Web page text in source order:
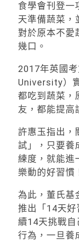
食學會刊登一
天準備蔬菜，
對於原本不愛
幾口。
2017年英國
University）
都吃到蔬菜，
友，都能提高
許惠玉指出，
試」，只要養
練度，就能進
樂動的好習慣
為此，董氏基
推出「14天好
續14天挑戰自
行為，一旦養